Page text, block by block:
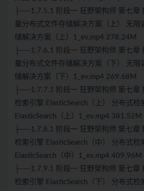
├──1.7.5.1 阶段一 狂野架构师 第七章
量分布式文件存储解决方案（上） 无限
储解决方案（上）1_ev.mp4 278.24M
├──1.7.6.1 阶段一 狂野架构师 第七章
量分布式文件存储解决方案（下） 无限
储解决方案（下）1_ev.mp4 269.68M
├──1.7.7.1 阶段一 狂野架构师 第七章
检索引擎 ElasticSearch（上） 分布式检
ElasticSearch（上）1_ev.mp4 381.52M
├──1.7.8.1 阶段一 狂野架构师 第七章
检索引擎 ElasticSearch（中） 分布式检
ElasticSearch（中）1_ev.mp4 409.96M
├──1.7.9.1 阶段一 狂野架构师 第七章
检索引擎 ElasticSearch（下） 分布式检